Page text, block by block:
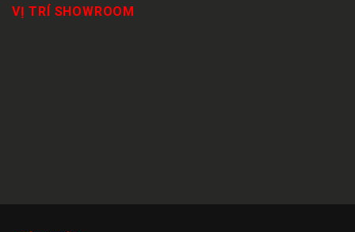
VỊ TRÍ SHOWROOM